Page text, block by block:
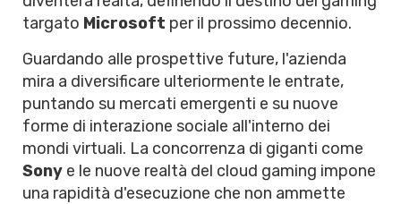
targato Microsoft per il prossimo decennio.
Guardando alle prospettive future, l'azienda
mira a diversificare ulteriormente le entrate,
puntando su mercati emergenti e su nuove
forme di interazione sociale all'interno dei
mondi virtuali. La concorrenza di giganti come
Sony e le nuove realtà del cloud gaming impone
una rapidità d'esecuzione che non ammette